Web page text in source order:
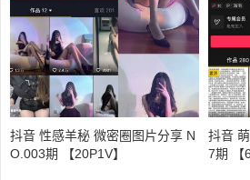
抖音 性感羊秘 微密圈图片分享 N
O.003期 【20P1V】
抖音
7期 【